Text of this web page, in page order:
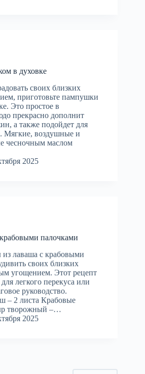
в духовке
своих близких
приготовьте пампушки
Это простое в
прекрасно дополнит
а также подойдет для
Мягкие, воздушные и
чесночным маслом
2025
палочками
из лаваша с крабовыми
своих близких
угощением. Этот рецепт
легкого перекуса или
руководство.
– 2 листа Крабовые
творожный –…
2025